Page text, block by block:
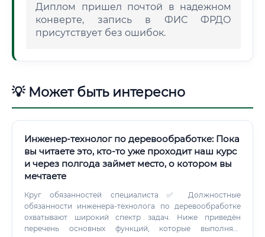
Диплом пришел почтой в надежном
конверте, запись в ФИС ФРДО
присутствует без ошибок.
💡 Может быть интересно
Инженер-технолог по деревообработке: Пока
вы читаете это, кто-то уже проходит наш курс
и через полгода займет место, о котором вы
мечтаете
Круг обязанностей специалиста ✅ Должностные
обязанности инженера-технолога по деревообработке
охватывают широкий спектр задач. Ниже приведён
перечень основных функций, которые выполняет